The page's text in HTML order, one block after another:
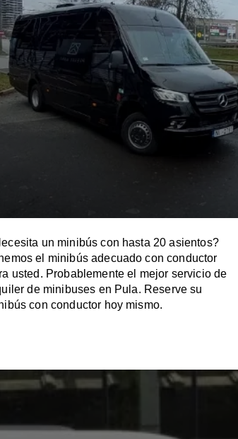
un minibús con hasta 20 asientos?
el minibús adecuado con conductor
usted. Probablemente el mejor servicio de
de minibuses en Pula. Reserve su
con conductor hoy mismo.